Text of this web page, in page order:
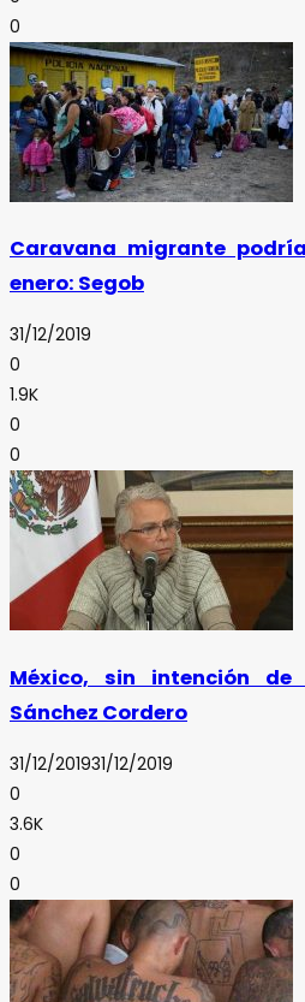
0
Caravana migrante
enero: Segob
31/12/2019
0
1.9K
0
0
México, sin intención de
Sánchez Cordero
31/12/201931/12/2019
0
3.6K
0
0